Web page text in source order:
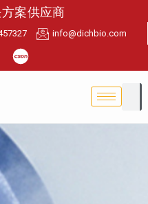
案供应商
info@dichbio.com